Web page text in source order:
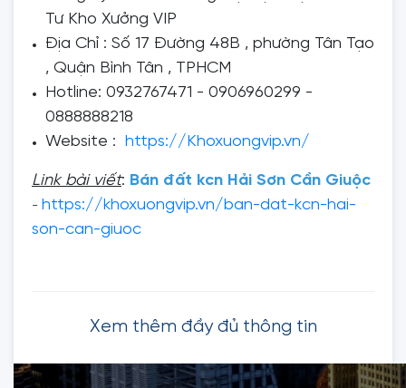
Tư Kho Xưởng VIP
Địa Chỉ : Số 17 Đường 48B , phường Tân Tạo
, Quận Bình Tân , TPHCM
Hotline: 0932767471 - 0906960299 -
0888888218
Website : https://Khoxuongvip.vn/
Link bài viết: Bán đất kcn Hải Sơn Cần Giuộc
- https://khoxuongvip.vn/ban-dat-kcn-hai-
son-can-giuoc
Xem thêm đầy đủ thông tin